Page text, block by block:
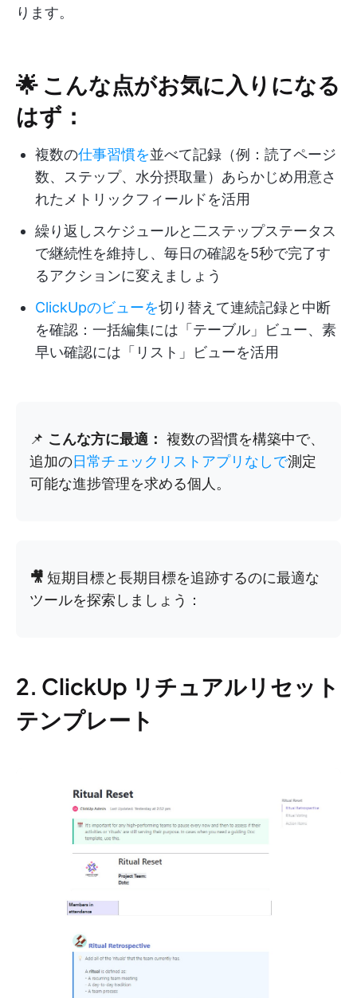
ります。
🌟 こんな点がお気に入りになる
はず：
複数の仕事習慣を並べて記録（例：読了ページ
数、ステップ、水分摂取量）あらかじめ用意さ
れたメトリックフィールドを活用
繰り返しスケジュールと二ステップステータス
で継続性を維持し、毎日の確認を5秒で完了す
るアクションに変えましょう
ClickUpのビューを切り替えて連続記録と中断
を確認：一括編集には「テーブル」ビュー、素
早い確認には「リスト」ビューを活用
📌 こんな方に最適： 複数の習慣を構築中で、
追加の日常チェックリストアプリなしで測定
可能な進捗管理を求める個人。
🎥 短期目標と長期目標を追跡するのに最適な
ツールを探索しましょう：
2. ClickUp リチュアルリセット
テンプレート